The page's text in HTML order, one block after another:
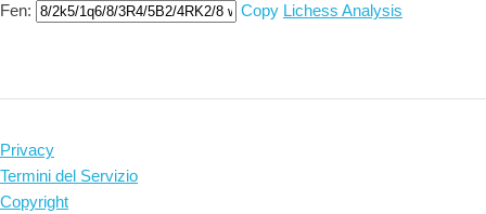
Fen: Copy Lichess Analysis
Privacy
Termini del Servizio
Copyright